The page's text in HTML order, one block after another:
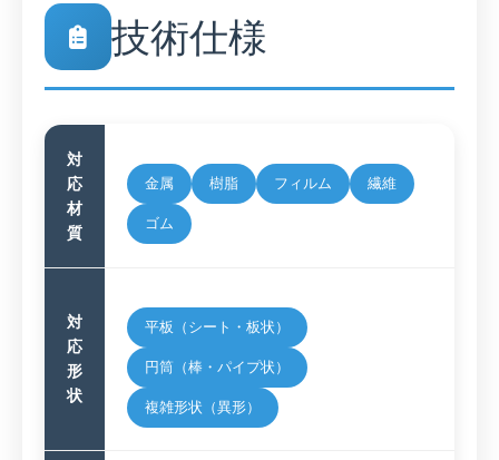
技術仕様
対
応
材
質
金属 樹脂 フィルム 繊維
ゴム
対
応
形
状
平板（シート・板状）
円筒（棒・パイプ状）
複雑形状（異形）